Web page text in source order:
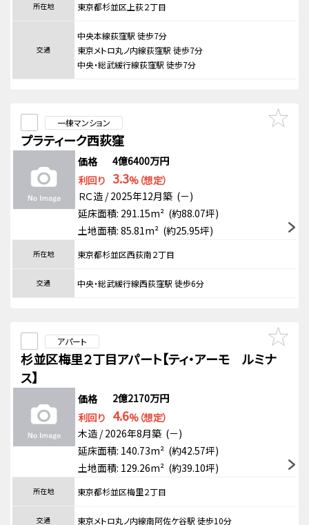
所在地 東京都杉並区上荻２丁目
交通
中央本線荻窪駅 徒歩7分
東京メトロ丸ノ内線荻窪駅 徒歩7分
中央・総武緩行線荻窪駅 徒歩7分
一棟マンション
プラティーク西荻窪
価格
4億6400万円
利回り 3.3%（想定）
ＲＣ造 / 2025年12月築 (－)
延床面積: 291.15m² (約88.07坪)
土地面積: 85.81m² (約25.95坪)
所在地 東京都杉並区西荻南２丁目
交通 中央・総武緩行線西荻窪駅 徒歩6分
アパート
杉並区梅里２丁目アパート【ティ・アーモ ルミナ
ス】
価格
2億2170万円
利回り 4.6%（想定）
木造 / 2026年8月築 (－)
延床面積: 140.73m² (約42.57坪)
土地面積: 129.26m² (約39.10坪)
所在地 東京都杉並区梅里２丁目
交通 東京メトロ丸ノ内線南阿佐ケ谷駅 徒歩10分